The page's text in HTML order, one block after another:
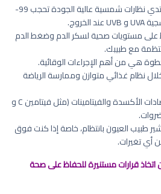
ارتدي نظارات شمسية عالية الجودة تحجب 99-
مستويات صحية لسكر الدم وضغط الدم
مع طبيبك.
هي من أهم الإجراءات الوقائية.
نظام غذائي متوازن وممارسة الرياضة
غني بمضادات الأكسدة والفيتامينات (مثل فيتامين C و
طبيب العيون بانتظام، خاصة إذا كنت فوق
أي تغيرات.
قرارات مستنيرة للحفاظ على صحة